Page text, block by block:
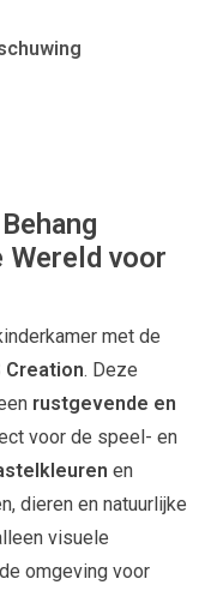
Wereld voor
met de
Creation. Deze
rustgevende en
voor de speel- en
en
dieren en natuurlijke
visuele
omgeving voor